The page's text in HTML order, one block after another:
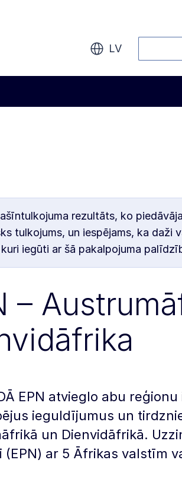
LV
rezultāts, ko
tulkojums, un iespējams, ka daži
iegūti ar šā pakalpojuma
–
EPN atvieglo abu
ieguldījumus un
un Dienvidāfrikā.
(EPN) ar 5 Āfrikas valstīm